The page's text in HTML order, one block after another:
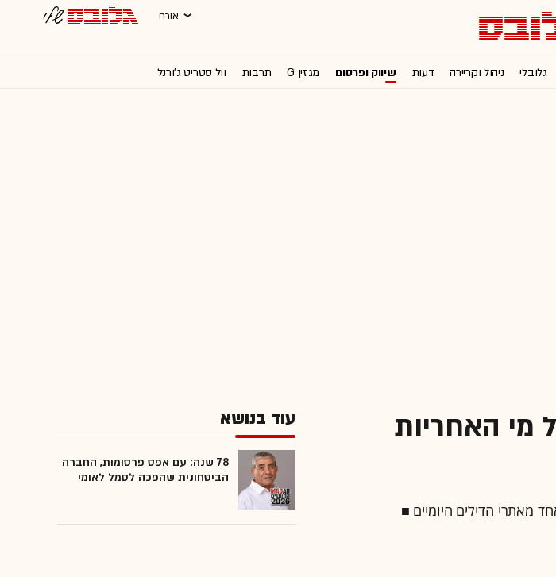
אורח
גלובלי ניהול וקריירה דעות שיווק ופרסום מגזין G תרבות וול סטריט ג'ורנל
מי האחריות
מאתרי הדילים היומיים ■
עוד בנושא
78 שנה: עם אפס פרסומות, החברה
הביטחונית שהפכה לסמל לאומי